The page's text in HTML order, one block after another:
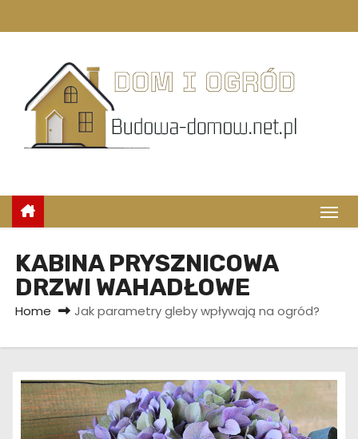
k
e
KABINA PRYSZNICOWA
DRZWI WAHADŁOWE
Home Jak parametry gleby wpływają na ogród?